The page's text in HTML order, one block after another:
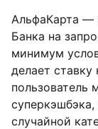
АльфаКарта —
Банка на
минимум
делает
пользователь
случайной